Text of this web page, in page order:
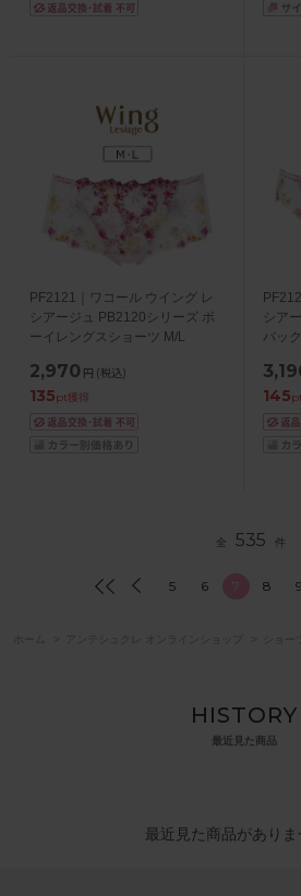
PF2121｜ワコール ウイング レ
シアージュ PB2120シリーズ ボ
ーイレングスショーツ M/L
2,970 円 (税込)
135pt獲得
シア
バッ
145
全 535 件
5 6 7 8 9
HISTORY
最近見た商品
最近見た商品がありま